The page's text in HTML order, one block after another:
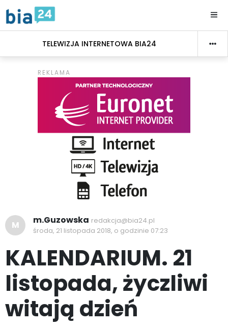
TELEWIZJA INTERNETOWA BIA24
M m.Guzowska redakcja@bia24.pl
środa, 21 listopada 2018, o godzinie 07:23
KALENDARIUM. 21
listopada, życzliwi
witają dzień